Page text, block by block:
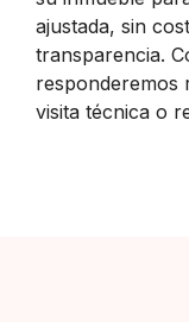
ajustada, sin
transparencia.
responderemos
visita técnica o